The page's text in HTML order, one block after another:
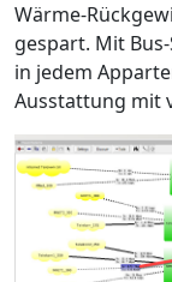
Wärme-
gespart. Mit
in jedem
Ausstattung mit